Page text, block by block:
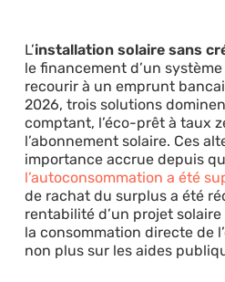
L’installation solaire sans
le financement d’un
recourir à un emprunt
2026, trois solutions
comptant, l’éco-prêt à taux
l’abonnement solaire. Ces
importance accrue depuis
l’autoconsommation a été
de rachat du surplus a été
rentabilité d’un projet
la consommation directe de
non plus sur les aides